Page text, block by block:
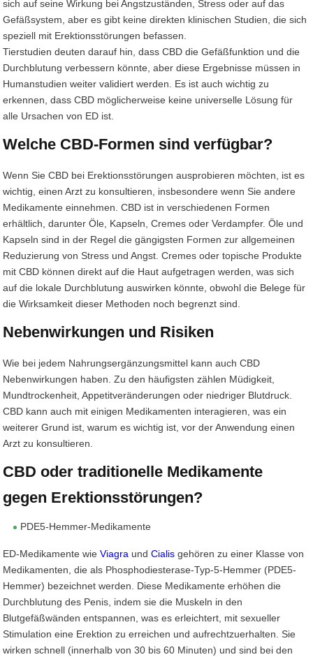
sich auf seine Wirkung bei Angstzuständen, Stress oder auf das
Gefäßsystem, aber es gibt keine direkten klinischen Studien, die sich
speziell mit Erektionsstörungen befassen.
Tierstudien deuten darauf hin, dass CBD die Gefäßfunktion und die
Durchblutung verbessern könnte, aber diese Ergebnisse müssen in
Humanstudien weiter validiert werden. Es ist auch wichtig zu
erkennen, dass CBD möglicherweise keine universelle Lösung für
alle Ursachen von ED ist.
Welche CBD-Formen sind verfügbar?
Wenn Sie CBD bei Erektionsstörungen ausprobieren möchten, ist es
wichtig, einen Arzt zu konsultieren, insbesondere wenn Sie andere
Medikamente einnehmen. CBD ist in verschiedenen Formen
erhältlich, darunter Öle, Kapseln, Cremes oder Verdampfer. Öle und
Kapseln sind in der Regel die gängigsten Formen zur allgemeinen
Reduzierung von Stress und Angst. Cremes oder topische Produkte
mit CBD können direkt auf die Haut aufgetragen werden, was sich
auf die lokale Durchblutung auswirken könnte, obwohl die Belege für
die Wirksamkeit dieser Methoden noch begrenzt sind.
Nebenwirkungen und Risiken
Wie bei jedem Nahrungsergänzungsmittel kann auch CBD
Nebenwirkungen haben. Zu den häufigsten zählen Müdigkeit,
Mundtrockenheit, Appetitveränderungen oder niedriger Blutdruck.
CBD kann auch mit einigen Medikamenten interagieren, was ein
weiterer Grund ist, warum es wichtig ist, vor der Anwendung einen
Arzt zu konsultieren.
CBD oder traditionelle Medikamente
gegen Erektionsstörungen?
PDE5-Hemmer-Medikamente
ED-Medikamente wieViagra undCialisgehören zu einer Klasse von
Medikamenten, die als Phosphodiesterase-Typ-5-Hemmer (PDE5-
Hemmer) bezeichnet werden. Diese Medikamente erhöhen die
Durchblutung des Penis, indem sie die Muskeln in den
Blutgefäßwänden entspannen, was es erleichtert, mit sexueller
Stimulation eine Erektion zu erreichen und aufrechtzuerhalten. Sie
wirken schnell (innerhalb von 30 bis 60 Minuten) und sind bei den